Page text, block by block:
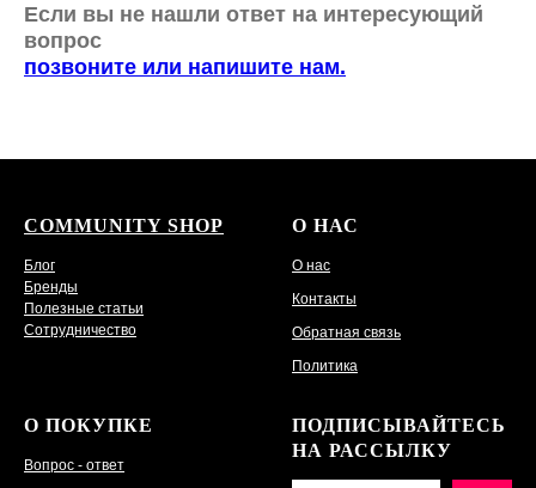
Если вы не нашли ответ на интересующий
вопрос
позвоните или напишите нам.
COMMUNITY SHOP
Блог
Бренды
Полезные статьи
Сотрудничество
О НАС
О нас
Контакты
Обратная связь
Политика
О ПОКУПКЕ
Вопрос - ответ
ПОДПИСЫВАЙТЕСЬ
НА РАССЫЛКУ